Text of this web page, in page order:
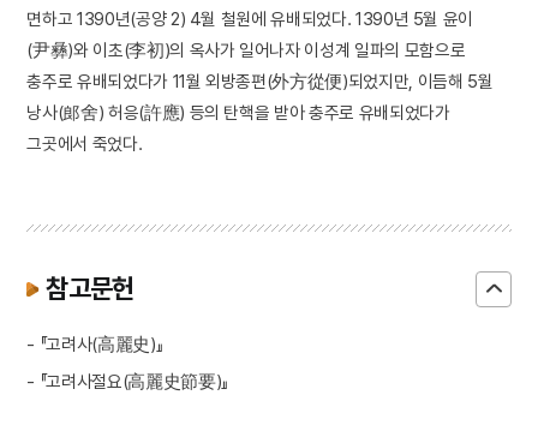
면하고 1390년(공양 2) 4월 철원에 유배되었다. 1390년 5월 윤이
(尹彝)와 이초(李初)의 옥사가 일어나자 이성계 일파의 모함으로
충주로 유배되었다가 11월 외방종편(外方從便)되었지만, 이듬해 5월
낭사(郎舍) 허응(許應) 등의 탄핵을 받아 충주로 유배되었다가
그곳에서 죽었다.
참고문헌
- 『고려사(高麗史)』
- 『고려사절요(高麗史節要)』